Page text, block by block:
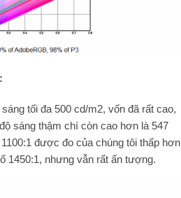
tối đa 500 cd/m2, vốn đã rất cao,
sáng thậm chí còn cao hơn là 547
được đo của chúng tôi thấp hơn
1450:1, nhưng vẫn rất ấn tượng.